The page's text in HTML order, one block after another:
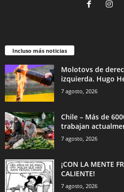
Incluso más noticias
Molotovs de
izquierda. Hugo
7 agosto, 2026
Chile – Más de
trabajan
7 agosto, 2026
¡CON LA MENTE
CALIENTE!
7 agosto, 2026